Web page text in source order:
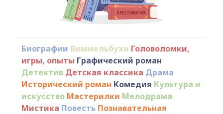
Биографии Виммельбухи Головоломки,
игры, опыты Графический роман
Детектив Детская классика Драма
Исторический роман Комедия Культура и
искусство Мастерилки Мелодрама
Мистика Повесть Познавательная